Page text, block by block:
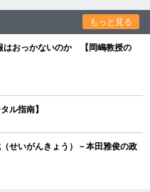
もっと見る
はおっかないのか 【岡嶋教授の
ル指南】
せいがんきょう）－本田雅俊の政